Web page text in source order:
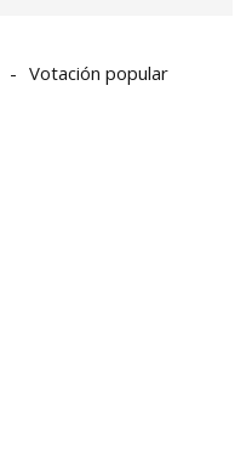
Votación popular